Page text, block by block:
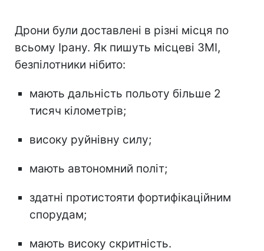
Дрони були доставлені в різні місця по
всьому Ірану. Як пишуть місцеві ЗМІ,
безпілотники нібито:
мають дальність польоту більше 2
тисяч кілометрів;
високу руйнівну силу;
мають автономний політ;
здатні протистояти фортифікаційним
спорудам;
мають високу скритність.